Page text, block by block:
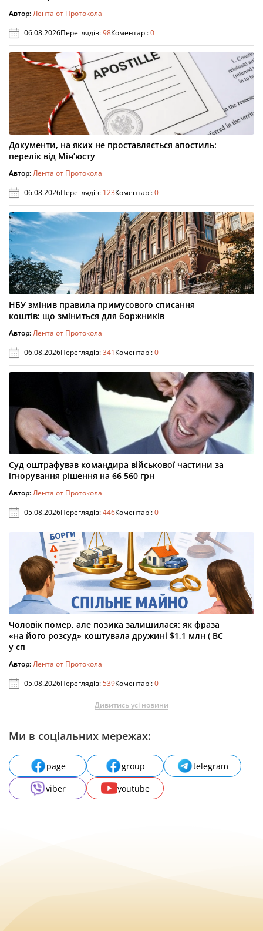
Автор:Лента от Протокола
06.08.2026Переглядів:98Коментарі:0
Документи, на яких не проставляється апостиль:
перелік від Мін’юсту
Автор:Лента от Протокола
06.08.2026Переглядів: 123Коментарі:0
НБУ змінив правила примусового списання
коштів: що зміниться для боржників
Автор:Лента от Протокола
06.08.2026Переглядів:341Коментарі:0
Суд оштрафував командира військової частини за
ігнорування рішення на 66 560 грн
Автор:Лента от Протокола
05.08.2026Переглядів:446Коментарі:0
Чоловік помер, але позика залишилася: як фраза
«на його розсуд» коштувала дружині $1,1 млн ( ВС
у сп
Автор:Лента от Протокола
05.08.2026Переглядів:539Коментарі:0
Дивитись усі новини
Ми в соціальних мережах:
page group
telegram
viber
youtube